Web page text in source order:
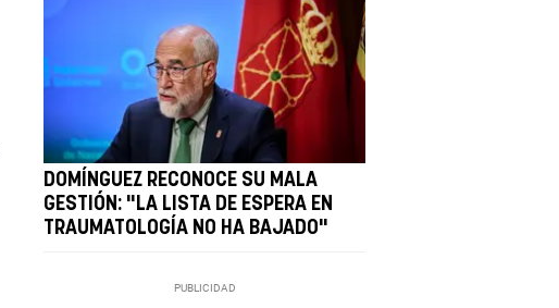
DOMÍNGUEZ RECONOCE SU MALA
GESTIÓN: "LA LISTA DE ESPERA EN
TRAUMATOLOGÍA NO HA BAJADO"